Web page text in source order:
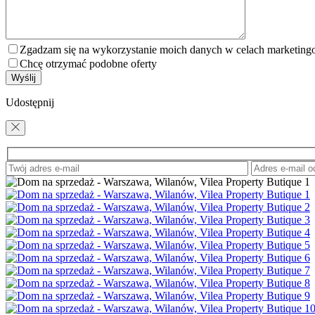
Zgadzam się na wykorzystanie moich danych w celach
Chcę otrzymać podobne oferty
Udostępnij